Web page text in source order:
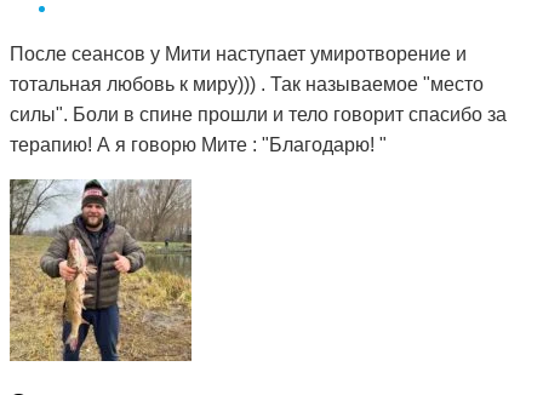
После сеансов у Мити наступает умиротворение и
тотальная любовь к миру))) . Так называемое "место
силы". Боли в спине прошли и тело говорит спасибо за
терапию! А я говорю Мите : "Благодарю! "